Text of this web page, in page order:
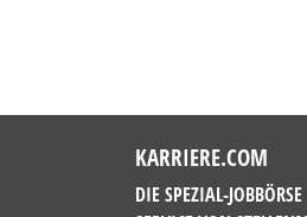
KARRIERE.COM
DIE SPEZIAL-